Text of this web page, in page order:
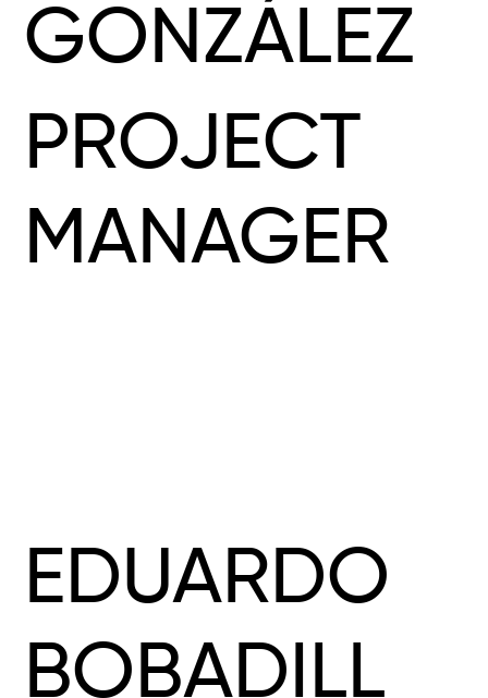
GONZÁLEZ
PROJECT
MANAGER
EDUARDO
BOBADILL